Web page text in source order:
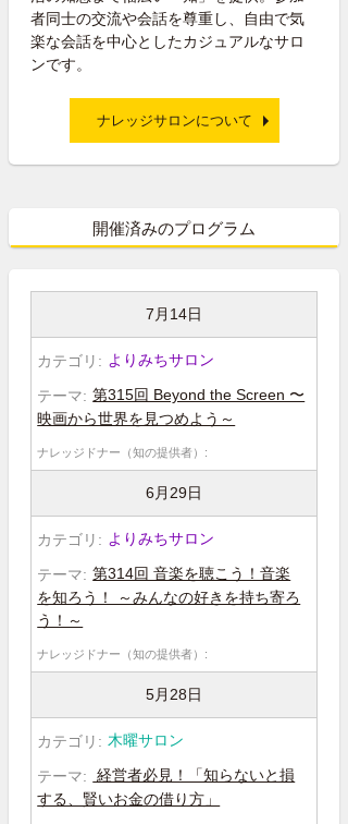
者同士の交流や会話を尊重し、自由で気
楽な会話を中心としたカジュアルなサロ
ンです。
ナレッジサロンについて
開催済みのプログラム
7月14日
よりみちサロン
第315回 Beyond the Screen 〜
映画から世界を見つめよう～
6月29日
よりみちサロン
第314回 音楽を聴こう！音楽
を知ろう！ ～みんなの好きを持ち寄ろ
う！～
5月28日
木曜サロン
経営者必見！「知らないと損
する、賢いお金の借り方」